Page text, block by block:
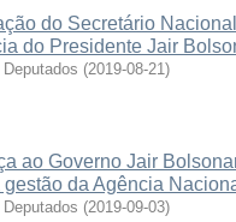
do Secretário
do Presidente Jair
(2019-08-21)
ao Governo Jair
da Agência
(2019-09-03)